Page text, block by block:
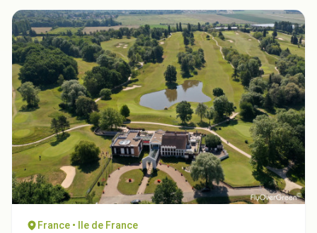
France • Ile de France